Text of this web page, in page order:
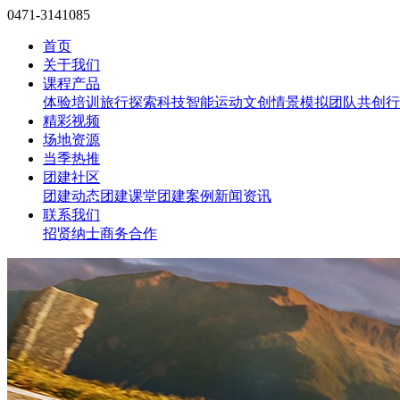
0471-3141085
首页
关于我们
课程产品
体验培训 旅行探索科技智能运动文创情景模拟团队共创
精彩视频
场地资源
当季热推
团建社区
团建动态团建课堂团建案例 新闻资讯
联系我们
招贤纳士商务合作